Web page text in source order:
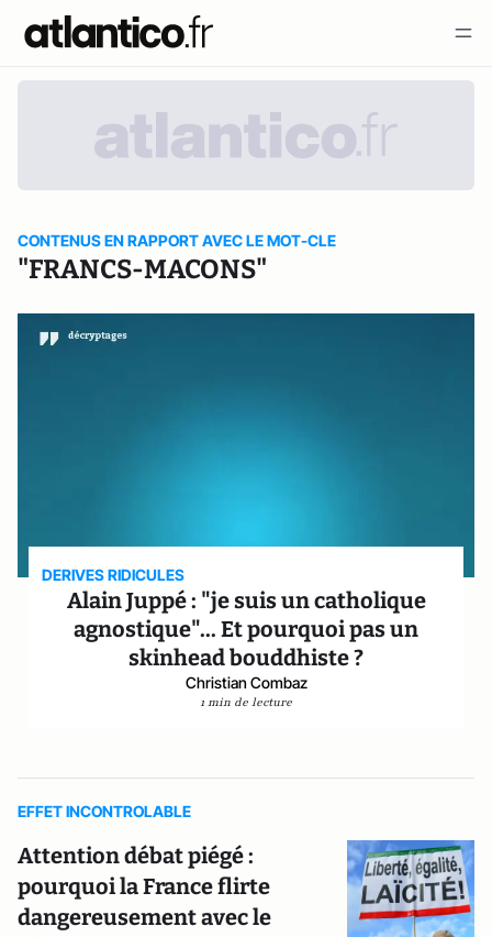
CONTENUS EN RAPPORT AVEC LE MOT-CLE
"FRANCS-MACONS"
DERIVES RIDICULES
Alain Juppé : "je suis un catholique
agnostique"... Et pourquoi pas un
skinhead bouddhiste ?
Christian Combaz
1 min de lecture
EFFET INCONTROLABLE
Attention débat piégé :
pourquoi la France flirte
dangereusement avec le